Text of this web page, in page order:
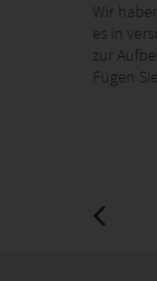
Wir
es in
zur
Fügen